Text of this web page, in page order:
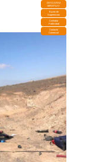
DESCARGA
MIRAPLAY
Buzón de
Sugerencias
Contratar
Publicidad
Contacto
Comercial